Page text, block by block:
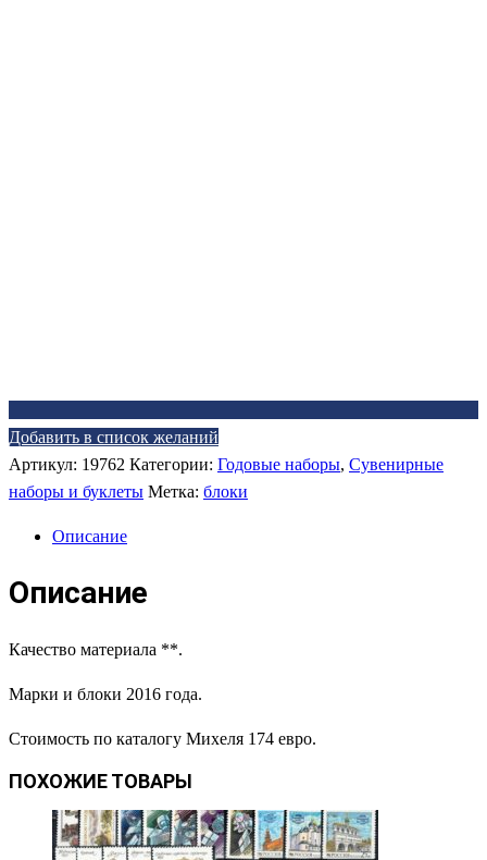
Добавить в список желаний
Артикул: 19762 Категории: Годовые наборы, Сувенирные
наборы и буклеты Метка: блоки
Описание
Описание
Качество материала **.
Марки и блоки 2016 года.
Стоимость по каталогу Михеля 174 евро.
ПОХОЖИЕ ТОВАРЫ